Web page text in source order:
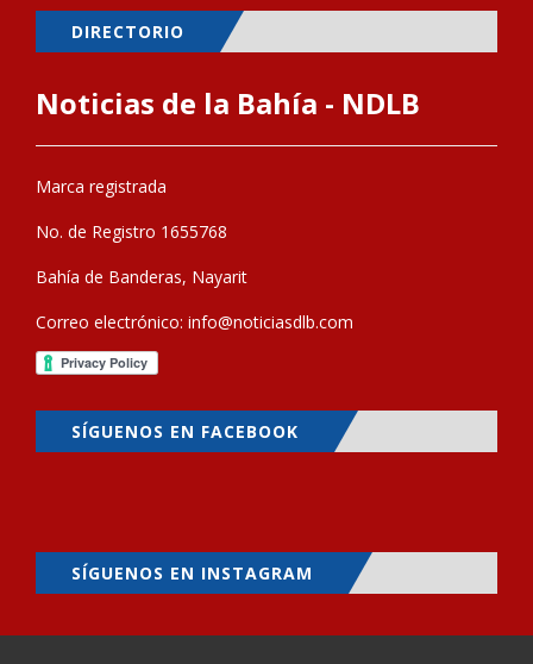
DIRECTORIO
Noticias de la Bahía - NDLB
Marca registrada
No. de Registro 1655768
Bahía de Banderas, Nayarit
Correo electrónico: info@noticiasdlb.com
SÍGUENOS EN FACEBOOK
SÍGUENOS EN INSTAGRAM